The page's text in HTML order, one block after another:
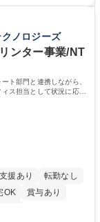
ノロジーズ
ンター事業/NT
ト部門と連携しながら、
ス担当として状況に応じ
援あり
転勤なし
OK
賞与あり